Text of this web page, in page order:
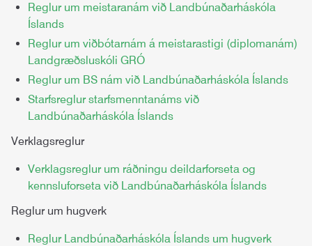
Reglur um meistaranám við Landbúnaðarháskóla
Íslands
Reglur um viðbótarnám á meistarastigi (diplomanám)
Landgræðsluskóli GRÓ
Reglur um BS nám við Landbúnaðarháskóla Íslands
Starfsreglur starfsmenntanáms við
Landbúnaðarháskóla Íslands
Verklagsreglur
Verklagsreglur um ráðningu deildarforseta og
kennsluforseta við Landbúnaðarháskóla Íslands
Reglur um hugverk
Reglur Landbúnaðarháskóla Íslands um hugverk